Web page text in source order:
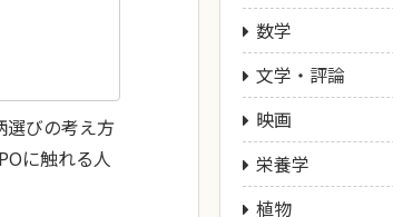
選びの考え方
に触れる人
数学
文学・評論
映画
栄養学
植物